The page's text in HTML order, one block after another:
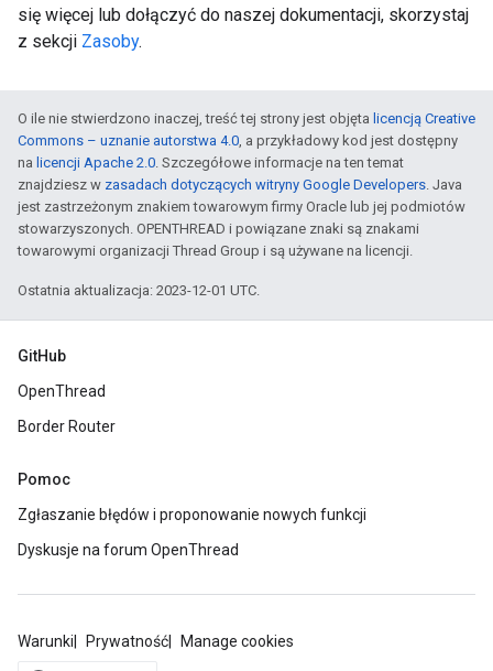
się więcej lub dołączyć do naszej dokumentacji, skorzystaj
z sekcji Zasoby.
O ile nie stwierdzono inaczej, treść tej strony jest objęta licencją Creative
Commons – uznanie autorstwa 4.0, a przykładowy kod jest dostępny
na licencji Apache 2.0. Szczegółowe informacje na ten temat
znajdziesz w zasadach dotyczących witryny Google Developers. Java
jest zastrzeżonym znakiem towarowym firmy Oracle lub jej podmiotów
stowarzyszonych. OPENTHREAD i powiązane znaki są znakami
towarowymi organizacji Thread Group i są używane na licencji.
Ostatnia aktualizacja: 2023-12-01 UTC.
GitHub
OpenThread
Border Router
Pomoc
Zgłaszanie błędów i proponowanie nowych funkcji
Dyskusje na forum OpenThread
Warunki Prywatność Manage cookies